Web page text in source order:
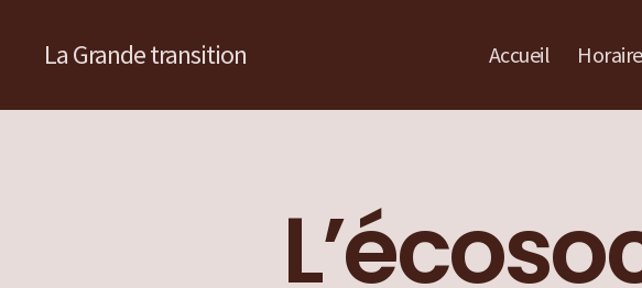
La Grande transition Accueil Horaire